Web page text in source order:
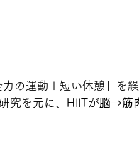
の運動＋短い休憩」を繰
究を元に、HIITが脳→筋